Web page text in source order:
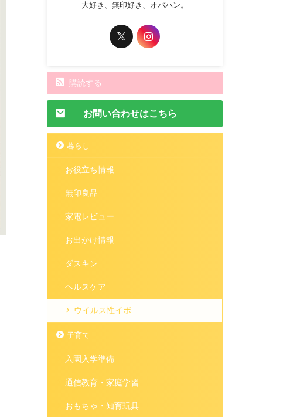
大好き、無印好き、オバハン。
購読する
お問い合わせはこちら
暮らし
お役立ち情報
無印良品
家電レビュー
お出かけ情報
ダスキン
ヘルスケア
ウイルス性イボ
子育て
入園入学準備
通信教育・家庭学習
おもちゃ・知育玩具